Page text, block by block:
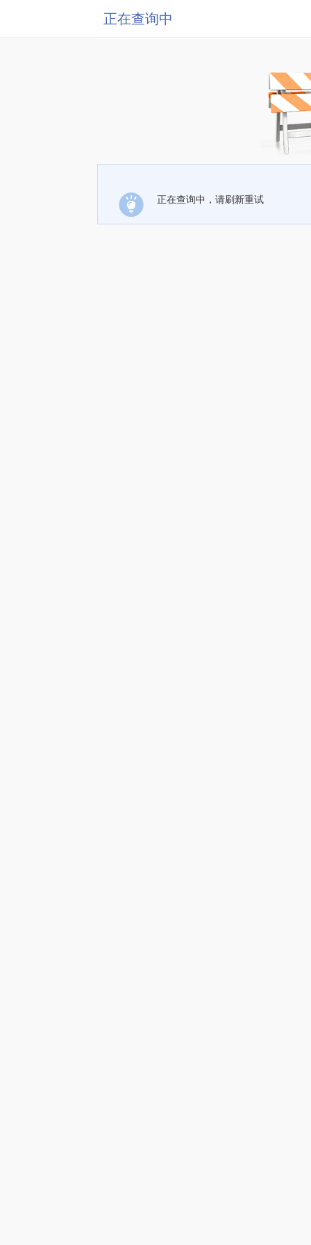
正在查询中
正在查询中，请刷新重试